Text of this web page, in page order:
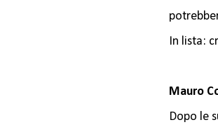
In lista:
Mauro
Dopo le